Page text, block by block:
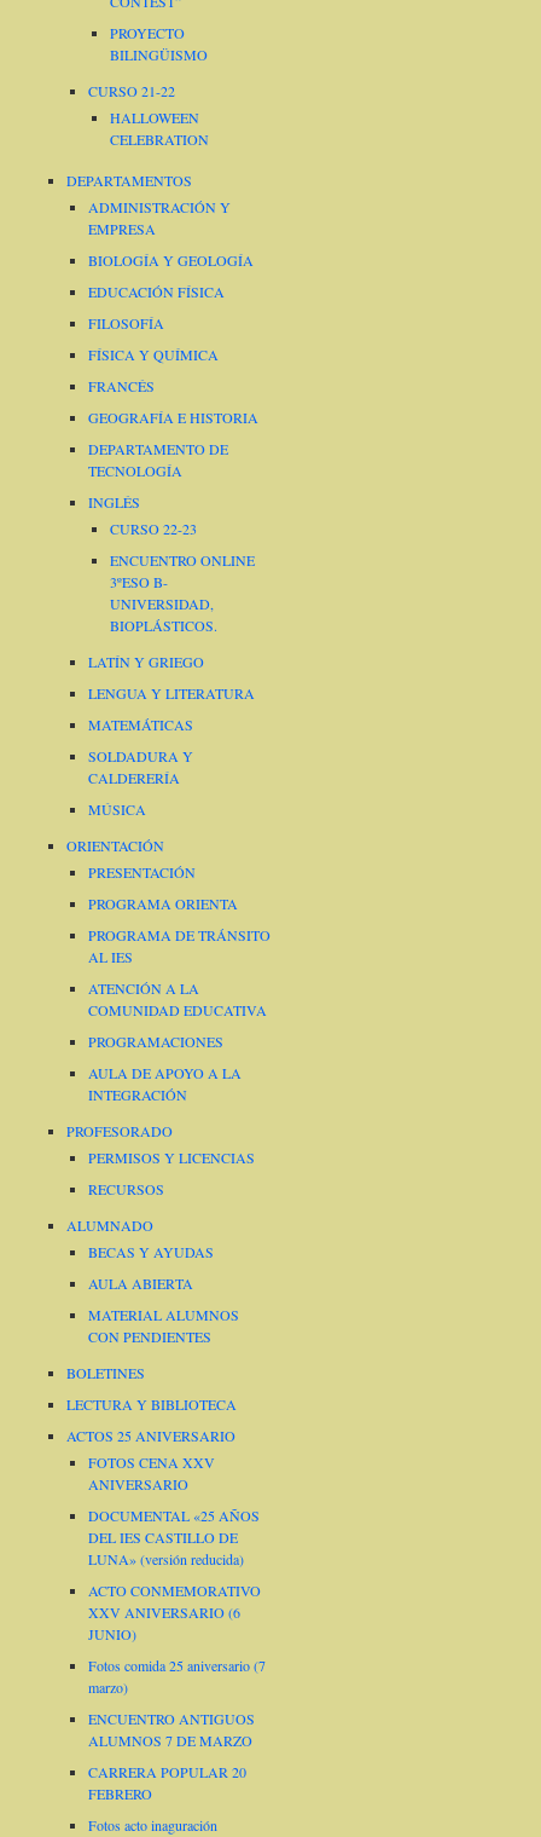
PROYECTO
BILINGÜISMO
CURSO 21-22
HALLOWEEN
CELEBRATION
DEPARTAMENTOS
ADMINISTRACIÓN Y
EMPRESA
BIOLOGÍA Y GEOLOGÍA
EDUCACIÓN FÍSICA
FILOSOFÍA
FÍSICA Y QUÍMICA
FRANCÉS
GEOGRAFÍA E HISTORIA
DEPARTAMENTO DE
TECNOLOGÍA
INGLÉS
CURSO 22-23
ENCUENTRO ONLINE
3ºESO B-
UNIVERSIDAD,
BIOPLÁSTICOS.
LATÍN Y GRIEGO
LENGUA Y LITERATURA
MATEMÁTICAS
SOLDADURA Y
CALDERERÍA
MÚSICA
ORIENTACIÓN
PRESENTACIÓN
PROGRAMA ORIENTA
PROGRAMA DE TRÁNSITO
AL IES
ATENCIÓN A LA
COMUNIDAD EDUCATIVA
PROGRAMACIONES
AULA DE APOYO A LA
INTEGRACIÓN
PROFESORADO
PERMISOS Y LICENCIAS
RECURSOS
ALUMNADO
BECAS Y AYUDAS
AULA ABIERTA
MATERIAL ALUMNOS
CON PENDIENTES
BOLETINES
LECTURA Y BIBLIOTECA
ACTOS 25 ANIVERSARIO
FOTOS CENA XXV
ANIVERSARIO
DOCUMENTAL «25 AÑOS
DEL IES CASTILLO DE
LUNA» (versión reducida)
ACTO CONMEMORATIVO
XXV ANIVERSARIO (6
JUNIO)
Fotos comida 25 aniversario (7
marzo)
ENCUENTRO ANTIGUOS
ALUMNOS 7 DE MARZO
CARRERA POPULAR 20
FEBRERO
Fotos acto inaguración